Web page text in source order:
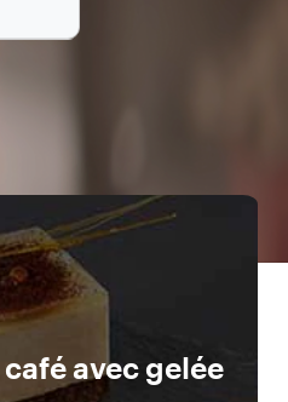
avec gelée